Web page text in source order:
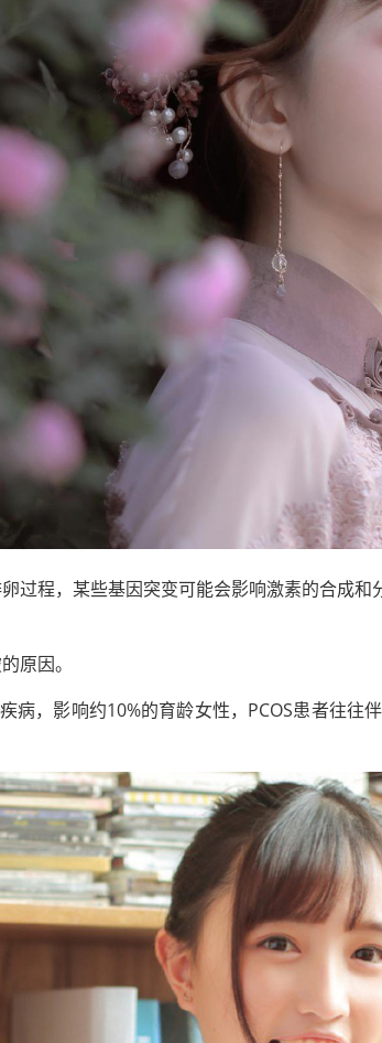
过程，某些基因突变可能会影响激素的合成和
原因。
病，影响约10%的育龄女性，PCOS患者往